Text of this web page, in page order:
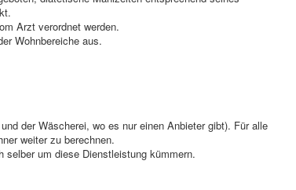
Arzt verordnet werden.
Wohnbereiche aus.
der Wäscherei, wo es nur einen Anbieter gibt). Für alle
weiter zu berechnen.
um diese Dienstleistung kümmern.